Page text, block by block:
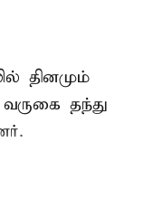
தினமும்
தந்து